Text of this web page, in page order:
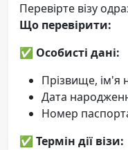
Перевірте візу
Що перевірити:
✅ Особисті дані:
Прізвище, ім'я
Дата
Номер
✅ Термін дії візи: